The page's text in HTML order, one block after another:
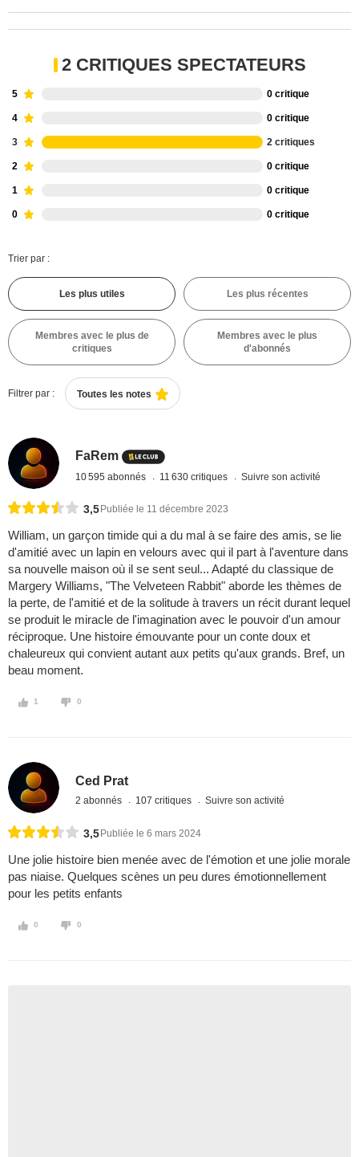
2 CRITIQUES SPECTATEURS
5 0 critique
4 0 critique
3 2 critiques
2 0 critique
1 0 critique
0 0 critique
Trier par :
Les plus utiles Les plus récentes
Membres avec le plus de
critiques
Membres avec le plus
d'abonnés
Filtrer par : Toutes les notes
FaRem
10 595 abonnés 11 630 critiques Suivre son activité
3,5 Publiée le 11 décembre 2023
William, un garçon timide qui a du mal à se faire des amis, se lie
d'amitié avec un lapin en velours avec qui il part à l'aventure dans
sa nouvelle maison où il se sent seul... Adapté du classique de
Margery Williams, "The Velveteen Rabbit" aborde les thèmes de
la perte, de l'amitié et de la solitude à travers un récit durant lequel
se produit le miracle de l'imagination avec le pouvoir d'un amour
réciproque. Une histoire émouvante pour un conte doux et
chaleureux qui convient autant aux petits qu'aux grands. Bref, un
beau moment.
1 0
Ced Prat
2 abonnés 107 critiques Suivre son activité
3,5 Publiée le 6 mars 2024
Une jolie histoire bien menée avec de l'émotion et une jolie morale
pas niaise. Quelques scènes un peu dures émotionnellement
pour les petits enfants
0 0